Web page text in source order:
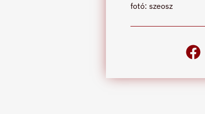
fotó: szeosz